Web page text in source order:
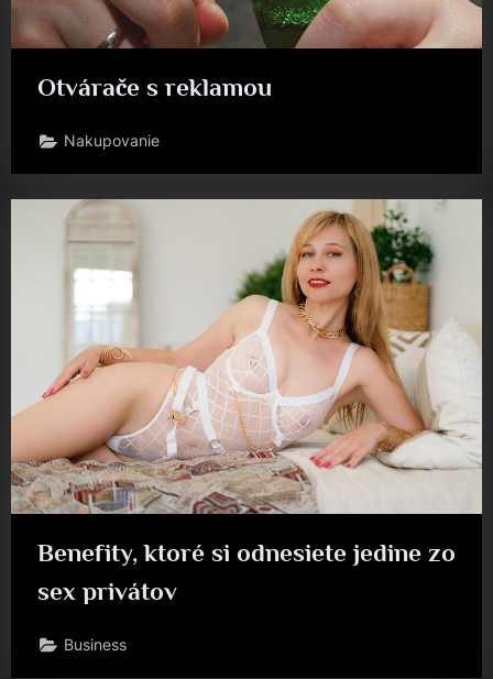
Otvárače s reklamou
Nakupovanie
Benefity, ktoré si odnesiete jedine zo
sex privátov
Business